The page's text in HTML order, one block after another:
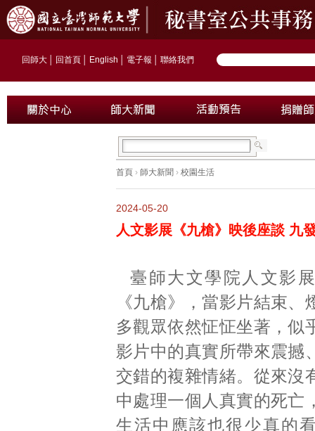
回師大 回首頁 English 電子報 聯絡我們
首頁 › 師大新聞 › 校園生活
2024-05-20
人文影展《九槍》映後座談 九
臺師大文學院人文影
《九槍》，當影片結束、
多觀眾依然怔怔坐著，似
影片中的真實所帶來震撼
交錯的複雜情緒。從來沒
中處理一個人真實的死亡
生活中應該也很少真的